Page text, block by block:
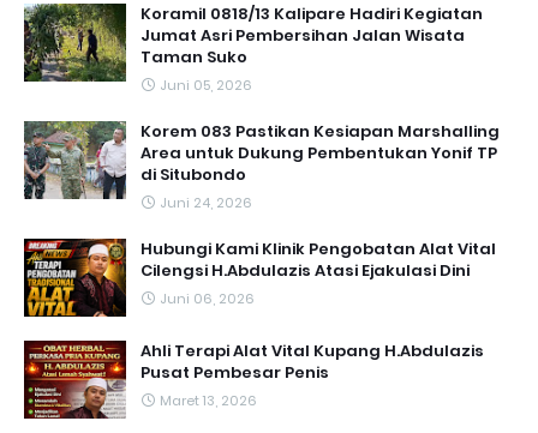
Koramil 0818/13 Kalipare Hadiri Kegiatan
Jumat Asri Pembersihan Jalan Wisata
Taman Suko
Juni 05, 2026
Korem 083 Pastikan Kesiapan Marshalling
Area untuk Dukung Pembentukan Yonif TP
di Situbondo
Juni 24, 2026
Hubungi Kami Klinik Pengobatan Alat Vital
Cilengsi H.Abdulazis Atasi Ejakulasi Dini
Juni 06, 2026
Ahli Terapi Alat Vital Kupang H.Abdulazis
Pusat Pembesar Penis
Maret 13, 2026